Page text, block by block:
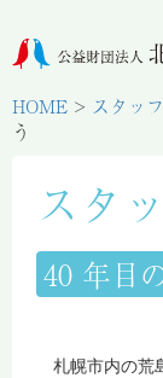
HOME > スタッ
う
スタ
40 年目
札幌市内の荒